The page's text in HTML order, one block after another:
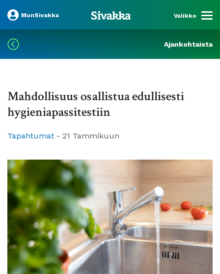
MunSivakka Valikko
Ajankohtaista
Mahdollisuus osallistua edullisesti
hygieniapassitestiin
Tapahtumat - 21 Tammikuun